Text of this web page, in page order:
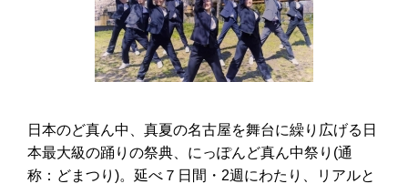
日本のど真ん中、真夏の名古屋を舞台に繰り広げる日
本最大級の踊りの祭典、にっぽんど真ん中祭り (通
称：どまつり )。延べ７日間・ 2週にわたり、リアルと